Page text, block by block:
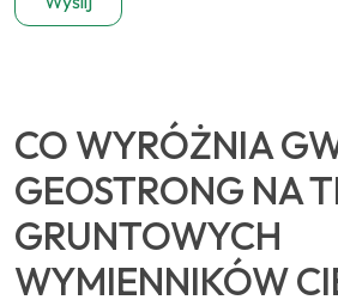
CO WYRÓŻNIA
GEOSTRONG NA
GRUNTOWYCH
WYMIENNIKÓW